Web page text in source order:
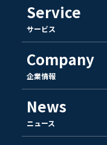
Service
サービス
Company
企業情報
News
ニュース